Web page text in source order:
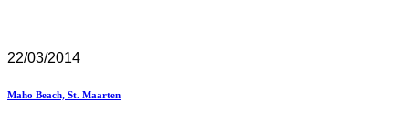
22/03/2014
Maho Beach, St. Maarten